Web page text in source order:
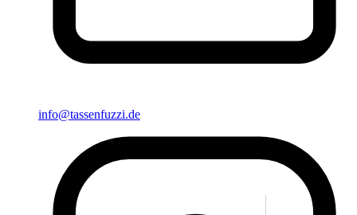
info@tassenfuzzi.de